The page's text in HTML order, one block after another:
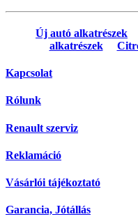
Új autó alkatrészek
alkatrészek
Kapcsolat
Rólunk
Renault szerviz
Reklamáció
Vásárlói tájékoztató
Garancia, Jótállás